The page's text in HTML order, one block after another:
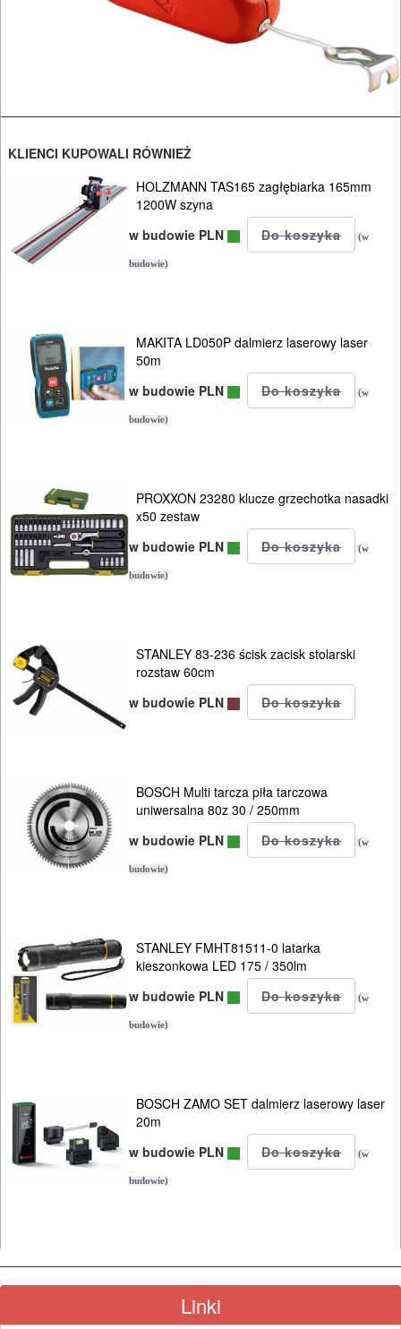
NARZĘDZIA
INSTALACYJNE,
PALNIKI
PNEUMATYCZNE
NARZĘDZIA
SPAWALNICTWO
URZĄDZENIA
OSPRZĘT
AGREGATY
ODZIEŻ
ROBOCZA
I
AGD
OGRODNICZE
NARZĘDZIA
KOSY
MYJKI
CIŚNIENIOWE
KLIENCI KUPOWALI RÓWNIEŻ
HOLZMANN TAS165 zagłębiarka 165mm
1200W szyna
w budowie PLN
(w
budowie)
MAKITA LD050P dalmierz laserowy laser
50m
w budowie PLN
(w
budowie)
PROXXON 23280 klucze grzechotka nasadki
x50 zestaw
w budowie PLN
(w
budowie)
STANLEY 83-236 ścisk zacisk stolarski
rozstaw 60cm
w budowie PLN
BOSCH Multi tarcza piła tarczowa
uniwersalna 80z 30 / 250mm
w budowie PLN
(w
budowie)
STANLEY FMHT81511-0 latarka
kieszonkowa LED 175 / 350lm
w budowie PLN
(w
budowie)
BOSCH ZAMO SET dalmierz laserowy laser
20m
w budowie PLN
(w
budowie)
Linki